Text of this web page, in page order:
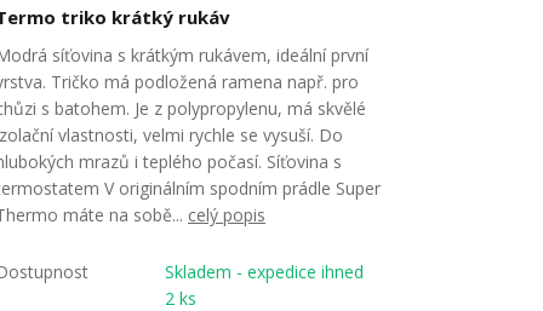
triko krátký rukáv
síťovina s krátkým rukávem, ideální první
Tričko má podložená ramena např. pro
s batohem. Je z polypropylenu, má skvělé
vlastnosti, velmi rychle se vysuší. Do
mrazů i teplého počasí. Síťovina s
V originálním spodním prádle Super
máte na sobě... celý popis
Skladem - expedice ihned
2 ks